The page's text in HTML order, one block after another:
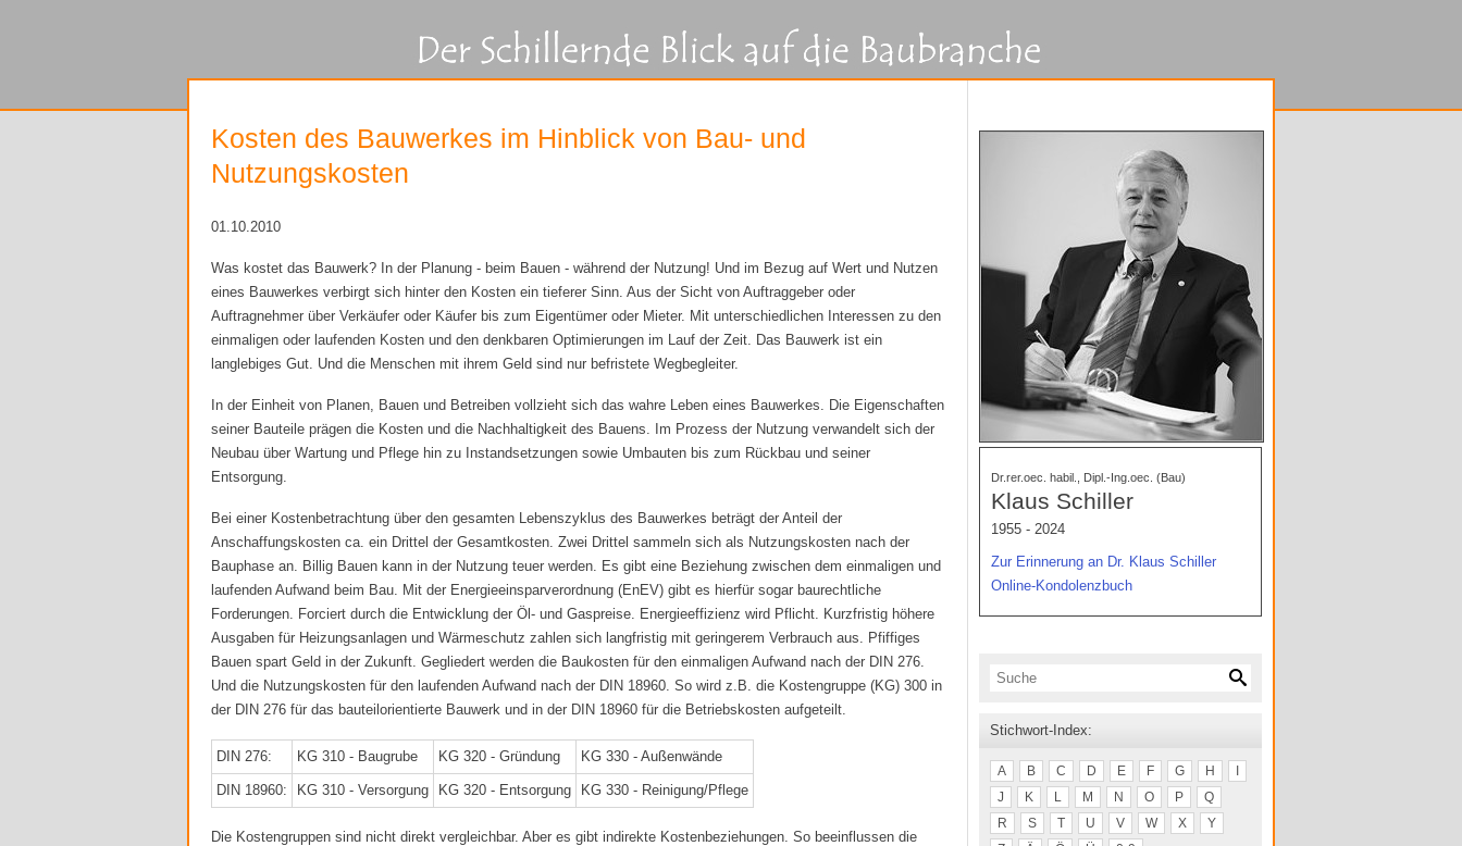
Kosten des Bauwerkes im Hinblick von Bau- und
Nutzungskosten
01.10.2010
Was kostet das Bauwerk? In der Planung - beim Bauen - während der Nutzung! Und im Bezug auf Wert und Nutzen
eines Bauwerkes verbirgt sich hinter den Kosten ein tieferer Sinn. Aus der Sicht von Auftraggeber oder
Auftragnehmer über Verkäufer oder Käufer bis zum Eigentümer oder Mieter. Mit unterschiedlichen Interessen zu den
einmaligen oder laufenden Kosten und den denkbaren Optimierungen im Lauf der Zeit. Das Bauwerk ist ein
langlebiges Gut. Und die Menschen mit ihrem Geld sind nur befristete Wegbegleiter.
In der Einheit von Planen, Bauen und Betreiben vollzieht sich das wahre Leben eines Bauwerkes. Die Eigenschaften
seiner Bauteile prägen die Kosten und die Nachhaltigkeit des Bauens. Im Prozess der Nutzung verwandelt sich der
Neubau über Wartung und Pflege hin zu Instandsetzungen sowie Umbauten bis zum Rückbau und seiner
Entsorgung.
Bei einer Kostenbetrachtung über den gesamten Lebenszyklus des Bauwerkes beträgt der Anteil der
Anschaffungskosten ca. ein Drittel der Gesamtkosten. Zwei Drittel sammeln sich als Nutzungskosten nach der
Bauphase an. Billig Bauen kann in der Nutzung teuer werden. Es gibt eine Beziehung zwischen dem einmaligen und
laufenden Aufwand beim Bau. Mit der Energieeinsparverordnung (EnEV) gibt es hierfür sogar baurechtliche
Forderungen. Forciert durch die Entwicklung der Öl- und Gaspreise. Energieeffizienz wird Pflicht. Kurzfristig höhere
Ausgaben für Heizungsanlagen und Wärmeschutz zahlen sich langfristig mit geringerem Verbrauch aus. Pfiffiges
Bauen spart Geld in der Zukunft. Gegliedert werden die Baukosten für den einmaligen Aufwand nach der DIN 276.
Und die Nutzungskosten für den laufenden Aufwand nach der DIN 18960. So wird z.B. die Kostengruppe (KG) 300 in
der DIN 276 für das bauteilorientierte Bauwerk und in der DIN 18960 für die Betriebskosten aufgeteilt.
DIN 276: KG 310 - Baugrube KG 320 - Gründung KG 330 - Außenwände
DIN 18960: KG 310 - Versorgung KG 320 - Entsorgung KG 330 - Reinigung/Pflege
Die Kostengruppen sind nicht direkt vergleichbar. Aber es gibt indirekte Kostenbeziehungen. So beeinflussen die
Dr.rer.oec. habil., Dipl.-Ing.oec. (Bau)
Klaus Schiller
1955 - 2024
Zur Erinnerung an Dr. Klaus Schiller
Online-Kondolenzbuch
Stichwort-Index:
A B C D E F G H
J
K L M N O P
Q
R
S T U V W X
Y